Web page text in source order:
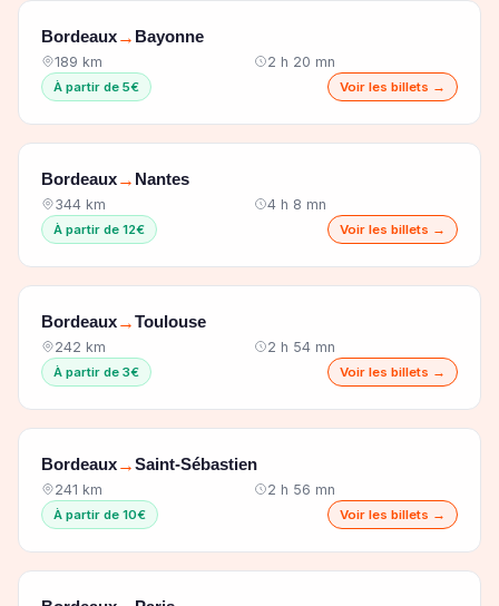
Bordeaux→ Bayonne
189 km 2 h 20 mn
À partir de 5€ Voir les billets →
Bordeaux→ Nantes
344 km 4 h 8 mn
À partir de 12€ Voir les billets →
Bordeaux→Toulouse
242 km 2 h 54 mn
À partir de 3€ Voir les billets →
Bordeaux→Saint-Sébastien
241 km 2 h 56 mn
À partir de 10€ Voir les billets →